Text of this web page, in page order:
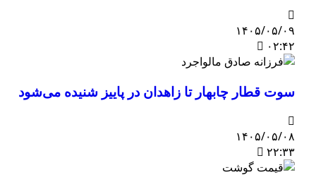
۱۴۰۵/۰۵/۰۹
۰۲:۴۲
سوت قطار چابهار تا زاهدان در پاییز شنیده می‌شود
۱۴۰۵/۰۵/۰۸
۲۲:۳۳